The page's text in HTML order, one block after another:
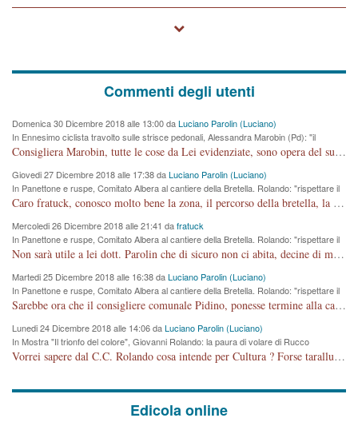
Commenti degli utenti
Domenica 30 Dicembre 2018 alle 13:00 daLuciano Parolin (Luciano)
In Ennesimo ciclista travolto sulle strisce pedonali, Alessandra Marobin (Pd): "il
Comune si svegli"
Consigliera Marobin, tutte le cose da Lei evidenziate, sono opera del suo ex Assessore e compagno di Partito Antonio Marco Dalla Pozza Assessore alla "progettazione" di piste ciclabili e altre porcherie. A lui manderei il conto da saldare per incidenti e danni alle persone. E' ora che "finiamola." Avete perso rassegnatevi. qui IL SINDACO RUCCO NON C'ENTRA PER NIENTE. CAPITO!!!!!!!! Amen.
Giovedi 27 Dicembre 2018 alle 17:38 daLuciano Parolin (Luciano)
In Panettone e ruspe, Comitato Albera al cantiere della Bretella. Rolando: "rispettare il
cronoprogramma"
Caro fratuck, conosco molto bene la zona, il percorso della bretella, la situazione dei cittadini, abito in Viale Trento. A partire dal 2003 ho partecipato al Comitato di Maddalene pro bretella, e a riunioni propositive per apportare modifiche al progetto. Numerose mie foto del territorio sono arrivate a Roma, altri miei interventi (non graditi dalla Sx) sono stati pubblicati dal GdV, assieme ad altri come Ciro Asproso, ora favorevole alla bretella. Ho partecipato alla raccolta firme per la chiusura della strada x 5 giorni eseguita dal Sindaco Hullwech per sforamento 180 Micro/g. Pertanto come impegno per la tematica sono apposto con la coscienza. Ora il Progetto è partito, fine! Voglio dire che la nuova Giunta "comunale" non c'entra più. L'opera sarà "malauguratamente" eseguita, ma non con il mio placet. Il Consigliere Comunale dovrebbe capire che la campagna elettorale è finita, con buona pace di tutti. Quello che invece dovrebbe interessare è la proprietà della strada, dall'uscita autostradale Ovest, sino alla Rotatoria dell'Albara, vi sono tre possessori: Autostrade SpA; La Provincia, il Comune. Come la mettiamo per il futuro ? I costi, da 50 sono saliti a 100 milioni di € come dire 20 milioni a KM (!) da non credere. Comunque si farà. Ma nessuno canti Vittoria, anzi meglio non farne un ulteriore fatto "partitico" per questioni elettorali o di seggio. Se mi manda la sua mail, sono disponibile ad inviare i documenti e le foto sopra descritte. Con ossequi, Luciano Parolin
Mercoledi 26 Dicembre 2018 alle 21:41 dafratuck
In Panettone e ruspe, Comitato Albera al cantiere della Bretella. Rolando: "rispettare il
cronoprogramma"
Non sarà utile a lei dott. Parolin che di sicuro non ci abita, decine di migliaia di TIR, automobili e padroncini che passano quotidianamente per una strada appena rotabile, non è più possibile stendere i panni, attraversare la strada senza rischiare la morte, le case stanno crepando, i tempi sono cambiati e la bretella non passerà assolutamente per maddalene (ma cosa sta a dire?!), dia invece responsabilità a chi ha costruito tagliando la strada che doveva invece terminare a isola vicentina e non al moracchino lasciando Motta di Costabissara ancora in panne di traffico. I tempi sono cambiati dottore e se l'anagrafe della vita stagna nell'essere umano impressioni conservatrici, la società non le considera perchè va avanti, si industrializza e ha bisogno di infrastrutture e di sviluppo. Ultima considerazione, se è geloso di Rolando perchè vede in lui solo campagne politiche mentre si difendono i SOLI diritti dei cittadini, la preghiamo faccia considerazioni più appropriate. Saluti e complimenti per i suoi scritti.
Martedi 25 Dicembre 2018 alle 16:38 daLuciano Parolin (Luciano)
In Panettone e ruspe, Comitato Albera al cantiere della Bretella. Rolando: "rispettare il
cronoprogramma"
Sarebbe ora che il consigliere comunale Pidino, ponesse termine alla campagna elettorale nel territorio del suo seggio Villaggio del Sole. La tiraca è iniziata, distruggerà 6 km di prateria ovest della città, ricca di fonti e sorgenti d'acqua. I cittadini di Maddalene non avranno più Pace la notte. Molta colpa per la costruzione di questa Strada è proprio del signor Rolando,dei suoi gazebo mobili e che vuol far passare questa opera VANDALICA come progetto "utile" a chi ? Non è cosa seria sig. Rolando!
Lunedi 24 Dicembre 2018 alle 14:06 daLuciano Parolin (Luciano)
In Mostra "Il trionfo del colore", Giovanni Rolando: la paura di volare di Rucco
Vorrei sapere dal C.C. Rolando cosa intende per Cultura ? Forse tarallucci, vino e sagre, o spaghetti tricolori del PD ? Il continuo (s)parlare della mostra a Palazzo Chiericati caro consigliere DANNEGGIA FORTEMENTE l'immagine della città TUTTA e fa deviare i consensi che in RUSSIA (badi bene ex U.R.S.S.) sono ECCELLENTI. A livello artistico l'evento è di alta Valenza culturale, COMPITO di Tutta la Cittadinanza fare il possibile per propagandare l'iniziativa senza farne UN CASO PARTITICO come fa Lei da sempre. Meno Gazebo + Partecipazione! E così sia. Amen.
Edicola online